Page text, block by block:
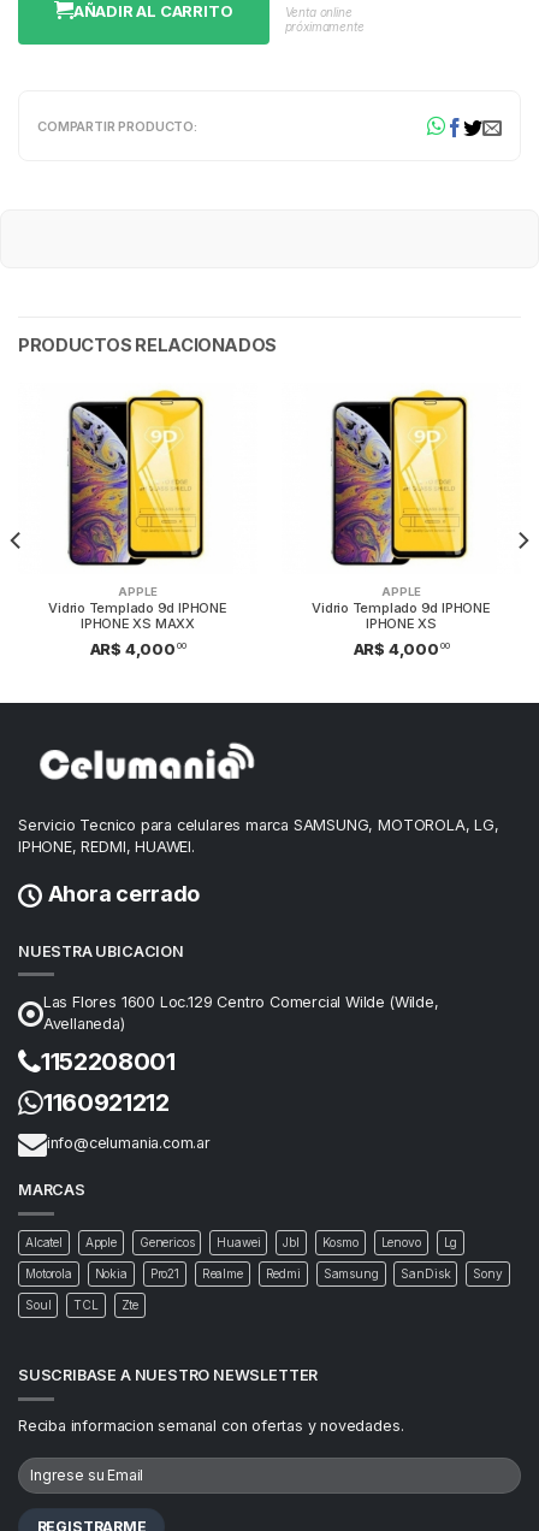
AÑADIR AL CARRITO
Venta online
próximamente
COMPARTIR PRODUCTO:
PRODUCTOS RELACIONADOS
APPLE
Vidrio Templado 9d IPHONE
IPHONE XS MAXX
AR$ 4,000 00
APPLE
Vidrio Templado 9d IPHONE
IPHONE XS
AR$ 4,000 00
Servicio Tecnico para celulares marca SAMSUNG, MOTOROLA, LG,
IPHONE, REDMI, HUAWEI.
Ahora cerrado
NUESTRA UBICACION
Las Flores 1600 Loc.129 Centro Comercial Wilde (Wilde,
Avellaneda)
1152208001
1160921212
info@celumania.com.ar
MARCAS
Alcatel Apple Genericos Huawei Jbl Kosmo Lenovo Lg
Motorola Nokia Pro21 Realme Redmi Samsung SanDisk Sony
Soul TCL Zte
SUSCRIBASE A NUESTRO NEWSLETTER
Reciba informacion semanal con ofertas y novedades.